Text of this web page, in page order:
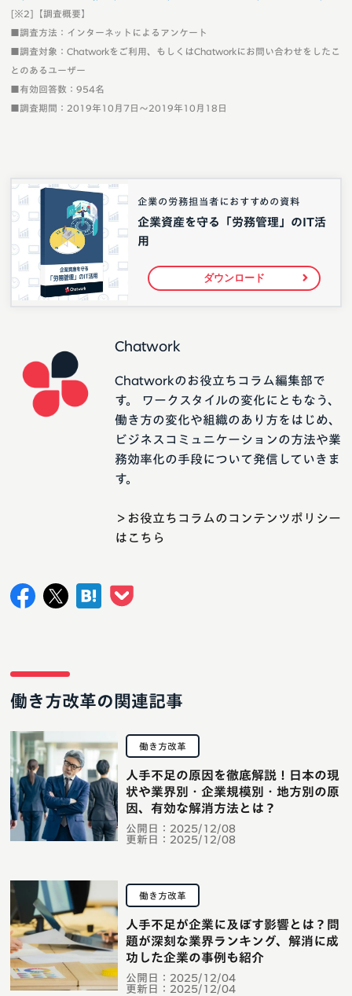
[※2]【調査概要】
■調査方法：インターネットによるアンケート
■調査対象：Chatworkをご利用、もしくはChatworkにお問い合わせをしたこ
とのあるユーザー
■有効回答数：954名
■調査期間：2019年10月7日～2019年10月18日
企業の労務担当者におすすめの資料
企業資産を守る「労務管理」のIT活
用
ダウンロード
Chatwork
Chatworkのお役立ちコラム編集部で
す。 ワークスタイルの変化にともなう、
働き方の変化や組織のあり方をはじめ、
ビジネスコミュニケーションの方法や業
務効率化の手段について発信していきま
す。
＞お役立ちコラムのコンテンツポリシー
はこちら
働き方改革の関連記事
働き方改革
公開日： 2025/12/08
更新日： 2025/12/08
人手不足の原因を徹底解説！日本の現
状や業界別・企業規模別・地方別の原
因、有効な解消方法とは？
働き方改革
公開日： 2025/12/04
更新日： 2025/12/04
人手不足が企業に及ぼす影響とは？問
題が深刻な業界ランキング、解消に成
功した企業の事例も紹介